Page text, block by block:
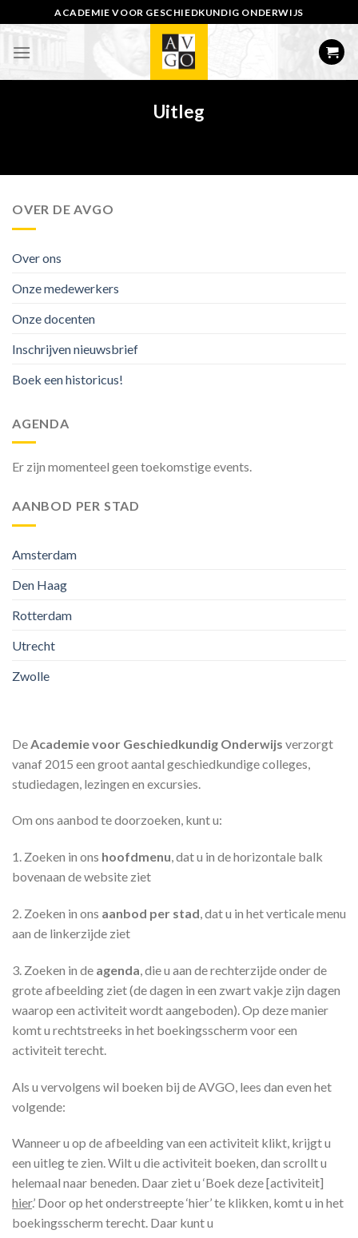
to
content
ACADEMIE VOOR GESCHIEDKUNDIG ONDERWIJS
Uitleg
OVER DE AVGO
Over ons
Onze medewerkers
Onze docenten
Inschrijven nieuwsbrief
Boek een historicus!
AGENDA
Er zijn momenteel geen toekomstige events.
AANBOD PER STAD
Amsterdam
Den Haag
Rotterdam
Utrecht
Zwolle
De Academie voor Geschiedkundig Onderwijs verzorgt
vanaf 2015 een groot aantal geschiedkundige colleges,
studiedagen, lezingen en excursies.
Om ons aanbod te doorzoeken, kunt u:
1. Zoeken in ons hoofdmenu, dat u in de horizontale balk
bovenaan de website ziet
2. Zoeken in ons aanbod per stad, dat u in het verticale menu
aan de linkerzijde ziet
3. Zoeken in de agenda, die u aan de rechterzijde onder de
grote afbeelding ziet (de dagen in een zwart vakje zijn dagen
waarop een activiteit wordt aangeboden). Op deze manier
komt u rechtstreeks in het boekingsscherm voor een
activiteit terecht.
Als u vervolgens wil boeken bij de AVGO, lees dan even het
volgende:
Wanneer u op de afbeelding van een activiteit klikt, krijgt u
een uitleg te zien. Wilt u die activiteit boeken, dan scrollt u
helemaal naar beneden. Daar ziet u ‘Boek deze [activiteit]
hier.’ Door op het onderstreepte ‘hier’ te klikken, komt u in het
boekingsscherm terecht. Daar kunt u